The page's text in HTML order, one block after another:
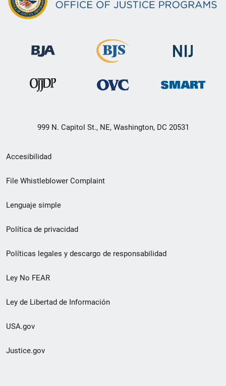
999 N. Capitol St., NE, Washington, DC 20531
Menú
de
de
pie
de
página
Accesibilidad
File Whistleblower Complaint
Lenguaje simple
Política de privacidad
Políticas legales y descargo de responsabilidad
Ley No FEAR
Ley de Libertad de Información
USA.gov
Justice.gov